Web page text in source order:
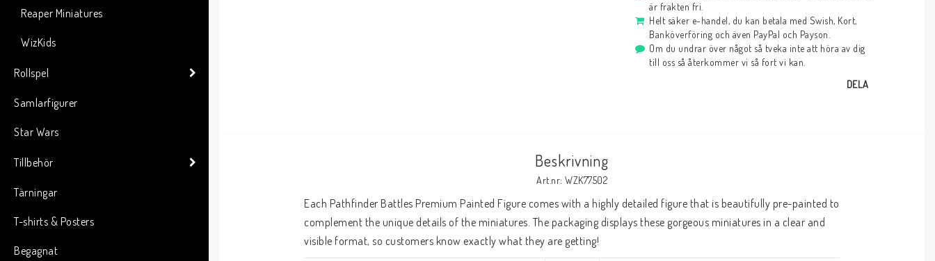
Reaper Miniatures
WizKids
Rollspel
Samlarfigurer
Star Wars
Tillbehör
Tärningar
T-shirts & Posters
Begagnat
är frakten fri.
Helt säker e-handel, du kan betala med Swish, Kort,
Banköverföring och även PayPal och Payson.
Om du undrar över något så tveka inte att höra av dig
till oss så återkommer vi så fort vi kan.
DELA
Beskrivning
Art.nr: WZK77502
Each Pathfinder Battles Premium Painted Figure comes with a highly detailed figure that is beautifully pre-painted to
complement the unique details of the miniatures. The packaging displays these gorgeous miniatures in a clear and
visible format, so customers know exactly what they are getting!